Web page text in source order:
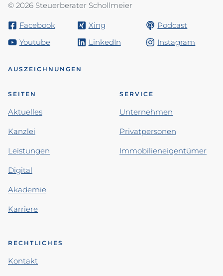
© 2026 Steuerberater Schollmeier
Facebook Xing
Podcast
Youtube
LinkedIn Instagram
AUSZEICHNUNGEN
SEITEN
Aktuelles
Kanzlei
Leistungen
Digital
Akademie
Karriere
SERVICE
Unternehmen
Privatpersonen
Immobilieneigentümer
RECHTLICHES
Kontakt